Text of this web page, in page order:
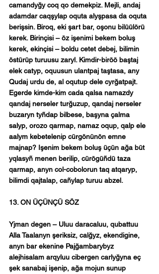
camandyğy coq qo demekpiz. Mejli, andaj
adamdar caqşylap oquta alyşpasa da oquta
berişsin. Biroq, eki şart bar, oşonu bilüülörü
kerek. Birinçisi – öz işenimi bekem boluş
kerek, ekinçisi – boldu cetet debej, bilimin
östürüp turuusu zaryl. Kimdir-biröö baştaj
elek catyp, oquusun ulantpaj taştasa, any
Qudaj urdu de, al oqutup dele cyrğatpajt.
Egerde kimde-kim cada qalsa namazdy
qandaj nerseler turğuzup, qandaj nerseler
buzaryn tyñdap bilbese, başyna çalma
salyp, orozo qarmap, namaz oqup, qalp ele
aalym kebetelenip cürgönünön emne
majnap? Işenim bekem boluş üçün ağa büt
yqlasyñ menen berilip, cürögüñdü taza
qarmap, anyn col-cobolorun taq atqaryp,
bilimdi qajtalap, cañylap turuu abzel.
13. ON ÜÇÜNÇÜ SÖZ
Yjman degen – Uluu daracaluu, qubattuu
Alla Taalanyn şeriksiz, calğyz, ekendigine,
anyn bar ekenine Pajğambarybyz
alejhisalam arqyluu cibergen carlyğyna eç
şek sanabaj işenip, ağa mojun sunup